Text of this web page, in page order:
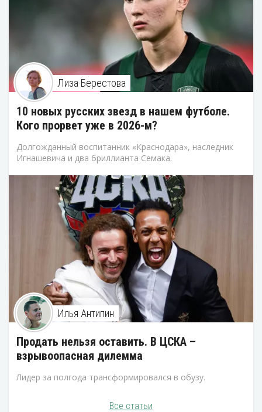
Лиза Берестова
10 новых русских звезд в нашем футболе.
Кого прорвет уже в 2026-м?
Долгожданный воспитанник «Краснодара», наследник
Игнашевича и два бриллианта Семака.
Илья Антипин
Продать нельзя оставить. В ЦСКА –
взрывоопасная дилемма
Лидер за полгода трансформировался в обузу.
Все статьи